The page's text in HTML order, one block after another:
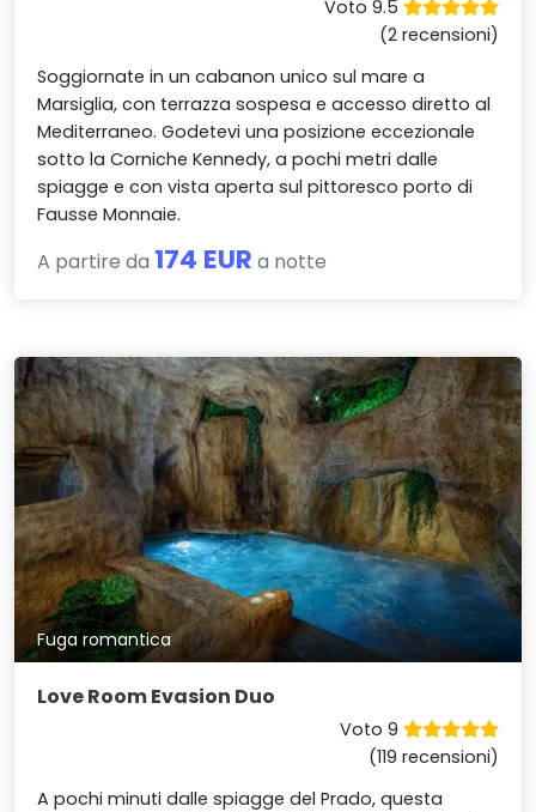
Voto 9.5
(2 recensioni)
Soggiornate in un cabanon unico sul mare a
Marsiglia, con terrazza sospesa e accesso diretto al
Mediterraneo. Godetevi una posizione eccezionale
sotto la Corniche Kennedy, a pochi metri dalle
spiagge e con vista aperta sul pittoresco porto di
Fausse Monnaie.
A partire da 174 EUR a notte
Fuga romantica
Love Room Evasion Duo
Voto 9
(119 recensioni)
A pochi minuti dalle spiagge del Prado, questa